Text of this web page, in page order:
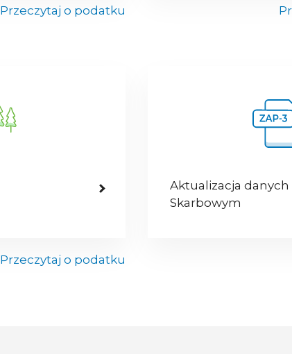
Przeczytaj o podatku
Przeczytaj o podatku
Aktualizacja danych
Skarbowym